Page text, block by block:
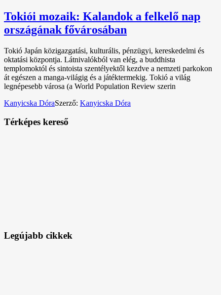
Tokiói mozaik: Kalandok a felkelő nap
országának fővárosában
Tokió Japán közigazgatási, kulturális, pénzügyi, kereskedelmi és
oktatási központja. Látnivalókból van elég, a buddhista
templomoktól és sintoista szentélyektől kezdve a nemzeti parkokon
át egészen a manga-világig és a játéktermekig. Tokió a világ
legnépesebb városa (a World Population Review szerin
Kanyicska DóraSzerző: Kanyicska Dóra
Térképes kereső
Legújabb cikkek